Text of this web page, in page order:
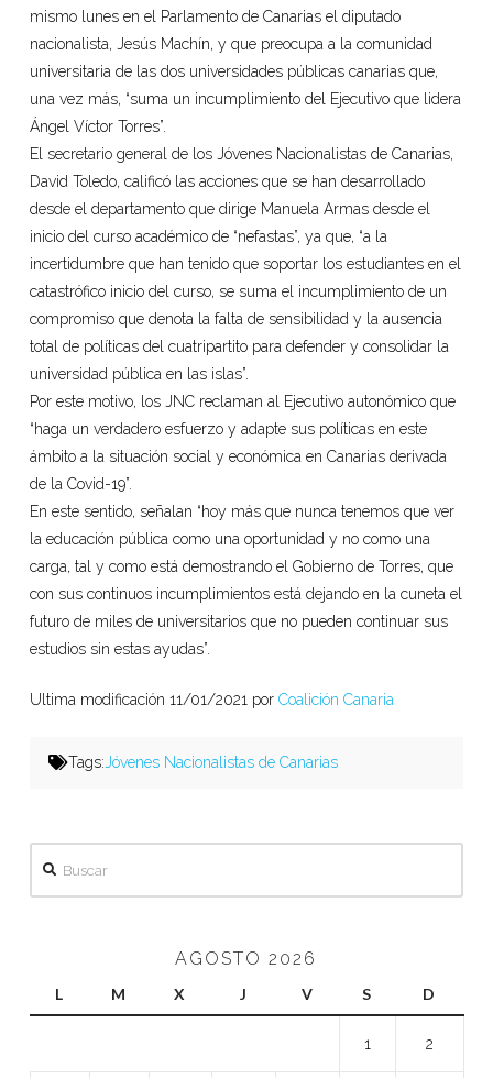
mismo lunes en el Parlamento de Canarias el diputado
nacionalista, Jesús Machín, y que preocupa a la comunidad
universitaria de las dos universidades públicas canarias que,
una vez más, “suma un incumplimiento del Ejecutivo que lidera
Ángel Víctor Torres”.
El secretario general de los Jóvenes Nacionalistas de Canarias,
David Toledo, calificó las acciones que se han desarrollado
desde el departamento que dirige Manuela Armas desde el
inicio del curso académico de “nefastas”, ya que, “a la
incertidumbre que han tenido que soportar los estudiantes en el
catastrófico inicio del curso, se suma el incumplimiento de un
compromiso que denota la falta de sensibilidad y la ausencia
total de políticas del cuatripartito para defender y consolidar la
universidad pública en las islas”.
Por este motivo, los JNC reclaman al Ejecutivo autonómico que
“haga un verdadero esfuerzo y adapte sus políticas en este
ámbito a la situación social y económica en Canarias derivada
de la Covid-19”.
En este sentido, señalan “hoy más que nunca tenemos que ver
la educación pública como una oportunidad y no como una
carga, tal y como está demostrando el Gobierno de Torres, que
con sus continuos incumplimientos está dejando en la cuneta el
futuro de miles de universitarios que no pueden continuar sus
estudios sin estas ayudas”.
Ultima modificación 11/01/2021 por Coalición Canaria
Tags: Jóvenes Nacionalistas de Canarias
AGOSTO 2026
L M X J V S D
1 2